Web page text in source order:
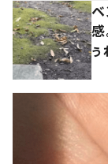
感
ぅ